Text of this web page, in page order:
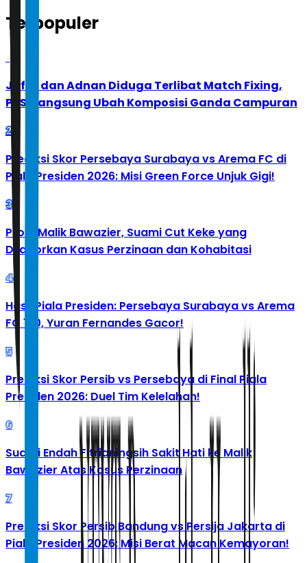
Terpopuler
Jafar dan Adnan Diduga Terlibat Match Fixing,
PBSI Langsung Ubah Komposisi Ganda Campuran
2
Prediksi Skor Persebaya Surabaya vs Arema FC di
Piala Presiden 2026: Misi Green Force Unjuk Gigi!
3
Profil Malik Bawazier, Suami Cut Keke yang
Dilaporkan Kasus Perzinaan dan Kohabitasi
4
Hasil Piala Presiden: Persebaya Surabaya vs Arema
FC 1-0, Yuran Fernandes Gacor!
5
Prediksi Skor Persib vs Persebaya di Final Piala
Presiden 2026: Duel Tim Kelelahan!
6
Suami Endah Fitrianingsih Sakit Hati ke Malik
Bawazier Atas Kasus Perzinaan
7
Prediksi Skor Persib Bandung vs Persija Jakarta di
Piala Presiden 2026: Misi Berat Macan Kemayoran!